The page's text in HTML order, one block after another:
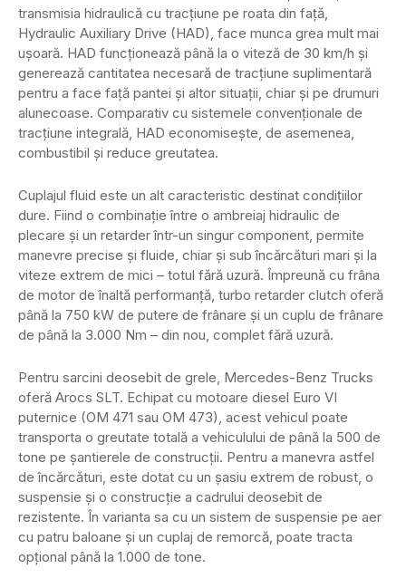
transmisia hidraulică cu tracțiune pe roata din față,
Hydraulic Auxiliary Drive (HAD), face munca grea mult mai
ușoară. HAD funcționează până la o viteză de 30 km/h și
generează cantitatea necesară de tracțiune suplimentară
pentru a face față pantei și altor situații, chiar și pe drumuri
alunecoase. Comparativ cu sistemele convenționale de
tracțiune integrală, HAD economisește, de asemenea,
combustibil și reduce greutatea.
Cuplajul fluid este un alt caracteristic destinat condițiilor
dure. Fiind o combinație între o ambreiaj hidraulic de
plecare și un retarder într-un singur component, permite
manevre precise și fluide, chiar și sub încărcături mari și la
viteze extrem de mici – totul fără uzură. Împreună cu frâna
de motor de înaltă performanță, turbo retarder clutch oferă
până la 750 kW de putere de frânare și un cuplu de frânare
de până la 3.000 Nm – din nou, complet fără uzură.
Pentru sarcini deosebit de grele, Mercedes-Benz Trucks
oferă Arocs SLT. Echipat cu motoare diesel Euro VI
puternice (OM 471 sau OM 473), acest vehicul poate
transporta o greutate totală a vehiculului de până la 500 de
tone pe șantierele de construcții. Pentru a manevra astfel
de încărcături, este dotat cu un șasiu extrem de robust, o
suspensie și o construcție a cadrului deosebit de
rezistente. În varianta sa cu un sistem de suspensie pe aer
cu patru baloane și un cuplaj de remorcă, poate tracta
opțional până la 1.000 de tone.